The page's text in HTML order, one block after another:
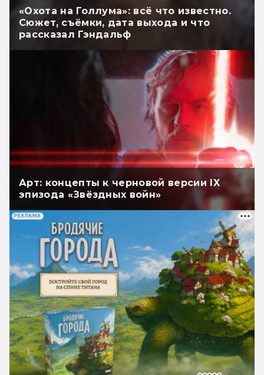
«Охота на Голлума»: всё что известно.
Сюжет, съёмки, дата выхода и что
рассказал Гэндальф
Арт: концепты к черновой версии IX
эпизода «Звёздных войн»
РЕКЛАМА